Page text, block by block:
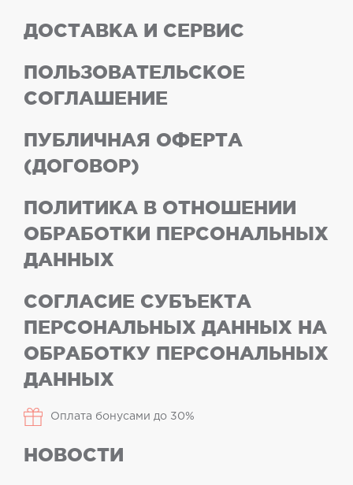
ДОСТАВКА И СЕРВИС
ПОЛЬЗОВАТЕЛЬСКОЕ
СОГЛАШЕНИЕ
ПУБЛИЧНАЯ ОФЕРТА
(ДОГОВОР)
ПОЛИТИКА В ОТНОШЕНИИ
ОБРАБОТКИ ПЕРСОНАЛЬНЫХ
ДАННЫХ
СОГЛАСИЕ СУБЪЕКТА
ПЕРСОНАЛЬНЫХ ДАННЫХ НА
ОБРАБОТКУ ПЕРСОНАЛЬНЫХ
ДАННЫХ
Оплата бонусами до 30%
НОВОСТИ